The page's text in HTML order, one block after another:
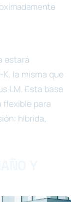
estará
la misma que
LM. Esta base
para
híbrida,